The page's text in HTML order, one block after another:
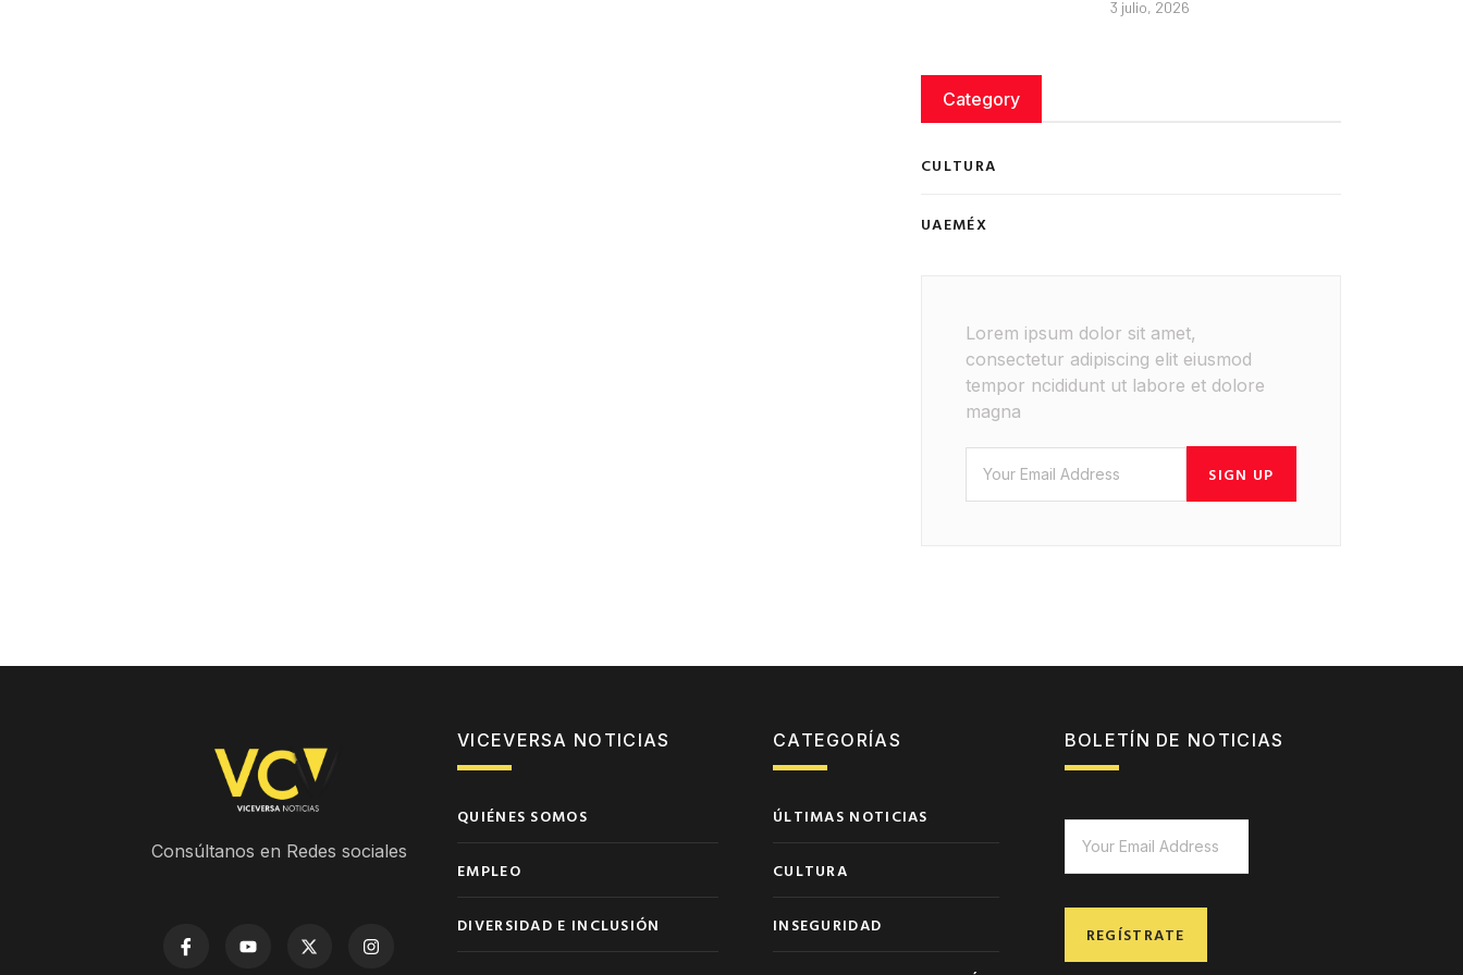
3 julio, 2026
Category
CULTURA
UAEMÉX
Lorem ipsum dolor sit amet,
consectetur adipiscing elit eiusmod
tempor ncididunt ut labore et dolore
magna
SIGN UP
Consúltanos en Redes sociales
VICEVERSA NOTICIAS
QUIÉNES SOMOS
EMPLEO
DIVERSIDAD E INCLUSIÓN
CATEGORÍAS
ÚLTIMAS NOTICIAS
CULTURA
INSEGURIDAD
BOLETÍN DE NOTICIAS
REGÍSTRATE